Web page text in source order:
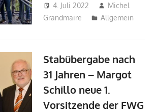
4. Juli 2022
Michel
Grandmaire
Allgemein
Stabübergabe nach
31 Jahren – Margot
Schillo neue 1.
Vorsitzende der FWG